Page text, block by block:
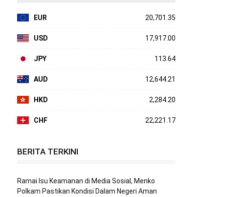
EUR 20,701.35
USD 17,917.00
JPY 113.64
AUD 12,644.21
HKD 2,284.20
CHF 22,221.17
BERITA TERKINI
Ramai Isu Keamanan di Media Sosial, Menko
Polkam Pastikan Kondisi Dalam Negeri Aman